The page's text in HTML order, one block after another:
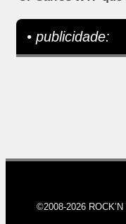
• publicidade:
©2008-2026